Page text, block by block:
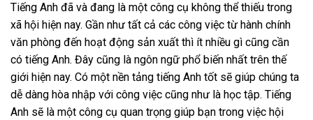
Tiếng Anh đã và đang là một công cụ không thể thiếu trong
xã hội hiện nay. Gần như tất cả các công việc từ hành chính
văn phòng đến hoạt động sản xuất thì ít nhiều gì cũng cần
có tiếng Anh. Đây cũng là ngôn ngữ phổ biến nhất trên thế
giới hiện nay. Có một nền tảng tiếng Anh tốt sẽ giúp chúng ta
dễ dàng hòa nhập với công việc cũng như là học tập. Tiếng
Anh sẽ là một công cụ quan trọng giúp bạn trong việc hội